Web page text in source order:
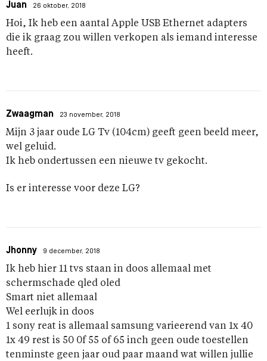
Juan 26 oktober, 2018
Hoi, Ik heb een aantal Apple USB Ethernet adapters
die ik graag zou willen verkopen als iemand interesse
heeft.
Zwaagman 23 november, 2018
Mijn 3 jaar oude LG Tv (104cm) geeft geen beeld meer,
wel geluid.
Ik heb ondertussen een nieuwe tv gekocht.
Is er interesse voor deze LG?
Jhonny 9 december, 2018
Ik heb hier 11 tvs staan in doos allemaal met
schermschade qled oled
Smart niet allemaal
Wel eerlujk in doos
1 sony reat is allemaal samsung varieerend van 1x 40
1x 49 rest is 50 0f 55 of 65 inch geen oude toestellen
tenminste geen jaar oud paar maand wat willen jullie